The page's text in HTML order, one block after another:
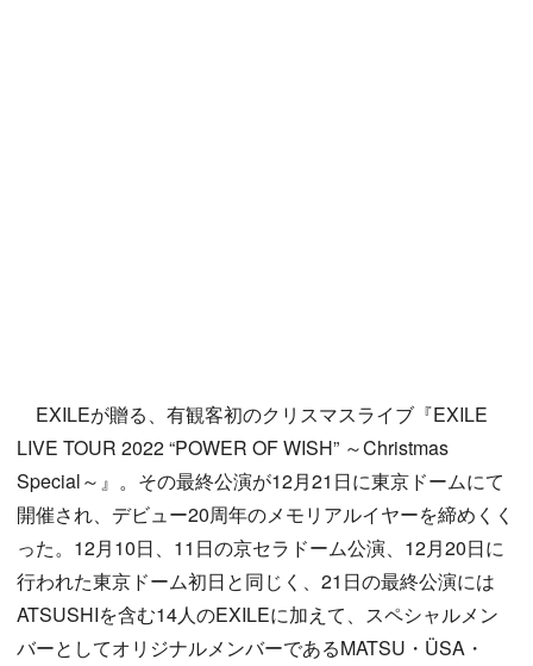
EXILEが贈る、有観客初のクリスマスライブ『EXILE
LIVE TOUR 2022 “POWER OF WISH” ～Christmas
Special～』。その最終公演が12月21日に東京ドームにて
開催され、デビュー20周年のメモリアルイヤーを締めくく
った。12月10日、11日の京セラドーム公演、12月20日に
行われた東京ドーム初日と同じく、21日の最終公演には
ATSUSHIを含む14人のEXILEに加えて、スペシャルメン
バーとしてオリジナルメンバーであるMATSU・ÜSA・